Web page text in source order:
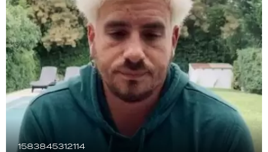
1583845312114
PALABRAS
HORÓSCOPO
Seguinos